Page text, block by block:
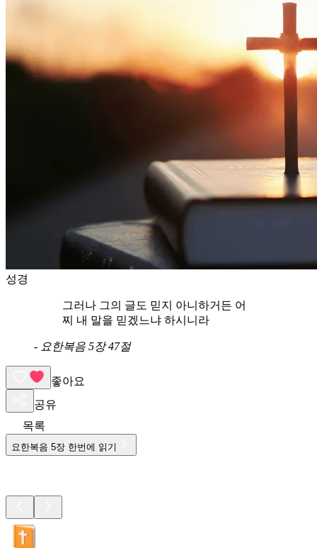
성경
그러나 그의 글도 믿지 아니하거든 어
찌 내 말을 믿겠느냐 하시니라
- 요한복음 5장 47절
좋아요
공유
목록
요한복음 5장 한번에 읽기